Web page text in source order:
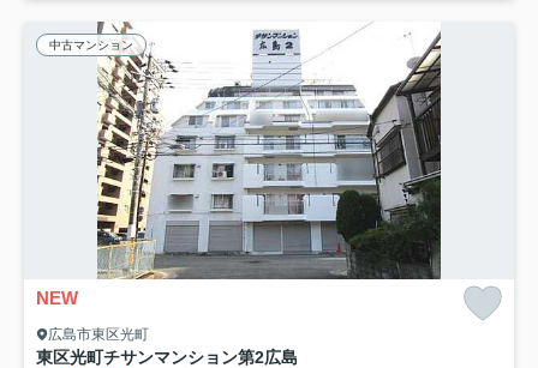
中古マンション
NEW
広島市東区光町
東区光町チサンマンション第2広島